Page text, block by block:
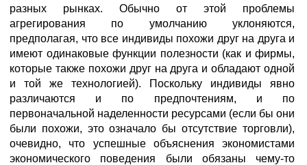
разных рынках. Обычно от этой проблемы
агрегирования по умолчанию уклоняются,
предполагая, что все индивиды похожи друг на друга и
имеют одинаковые функции полезности (как и фирмы,
которые также похожи друг на друга и обладают одной
и той же технологией). Поскольку индивиды явно
различаются и по предпочтениям, и по
первоначальной наделенности ресурсами (если бы они
были похожи, это означало бы отсутствие торговли),
очевидно, что успешные объяснения экономистами
экономического поведения были обязаны чему-то